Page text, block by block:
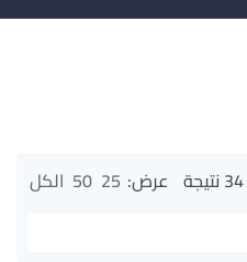
عرض: 25
50 الكل